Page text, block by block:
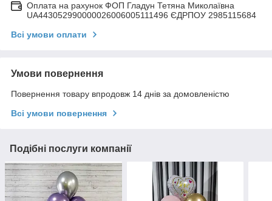
Оплата на рахунок ФОП Гладун Тетяна Миколаївна
UA443052990000026006005111496 ЄДРПОУ 2985115684
Всі умови оплати
Умови повернення
Повернення товару впродовж 14 днів за домовленістю
Всі умови повернення
Подібні послуги компанії